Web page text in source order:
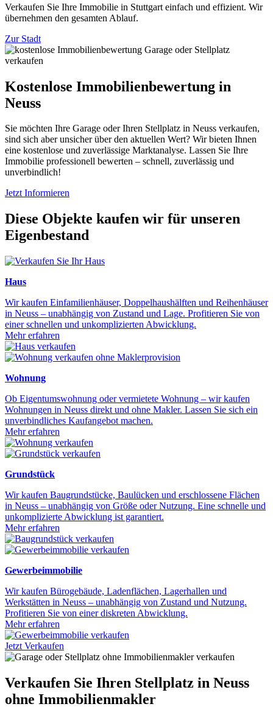
Verkaufen Sie Ihre Immobilie in Stuttgart einfach und effizient. Wir
übernehmen den gesamten Ablauf.
Zur Stadt
Kostenlose Immobilienbewertung in
Neuss
Sie möchten Ihre Garage oder Ihren Stellplatz in Neuss verkaufen,
sind sich aber unsicher über den aktuellen Wert? Wir bieten Ihnen
eine kostenlose und zuverlässige Marktanalyse. Lassen Sie Ihre
Immobilie professionell bewerten – schnell, zuverlässig und
unverbindlich!
Jetzt Informieren
Diese Objekte kaufen wir für unseren
Eigenbestand
Haus
Wir kaufen Einfamilienhäuser, Doppelhaushälften und Reihenhäuser
in Neuss – unabhängig von Zustand und Lage. Profitieren Sie von
einer schnellen und unkomplizierten Abwicklung.
Mehr erfahren
Wohnung
Ob Eigentumswohnung oder vermietete Wohnung – wir kaufen
Wohnungen in Neuss direkt und ohne Makler. Lassen Sie sich ein
unverbindliches Kaufangebot machen.
Mehr erfahren
Grundstück
Wir kaufen Baugrundstücke, Baulücken und erschlossene Flächen
in Neuss – unabhängig von Größe oder Nutzung. Eine schnelle und
unkomplizierte Abwicklung ist garantiert.
Mehr erfahren
Gewerbeimmobilie
Wir kaufen Bürogebäude, Ladenflächen, Lagerhallen und
Werkstätten in Neuss – unabhängig von Zustand und Nutzung.
Profitieren Sie von einer diskreten Abwicklung.
Mehr erfahren
Jetzt Verkaufen
Verkaufen Sie Ihren Stellplatz in Neuss
ohne Immobilienmakler